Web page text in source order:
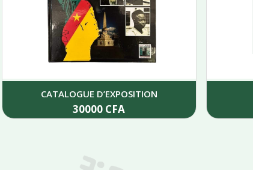
CATALOGUE D’EXPOSITION
30000 CFA